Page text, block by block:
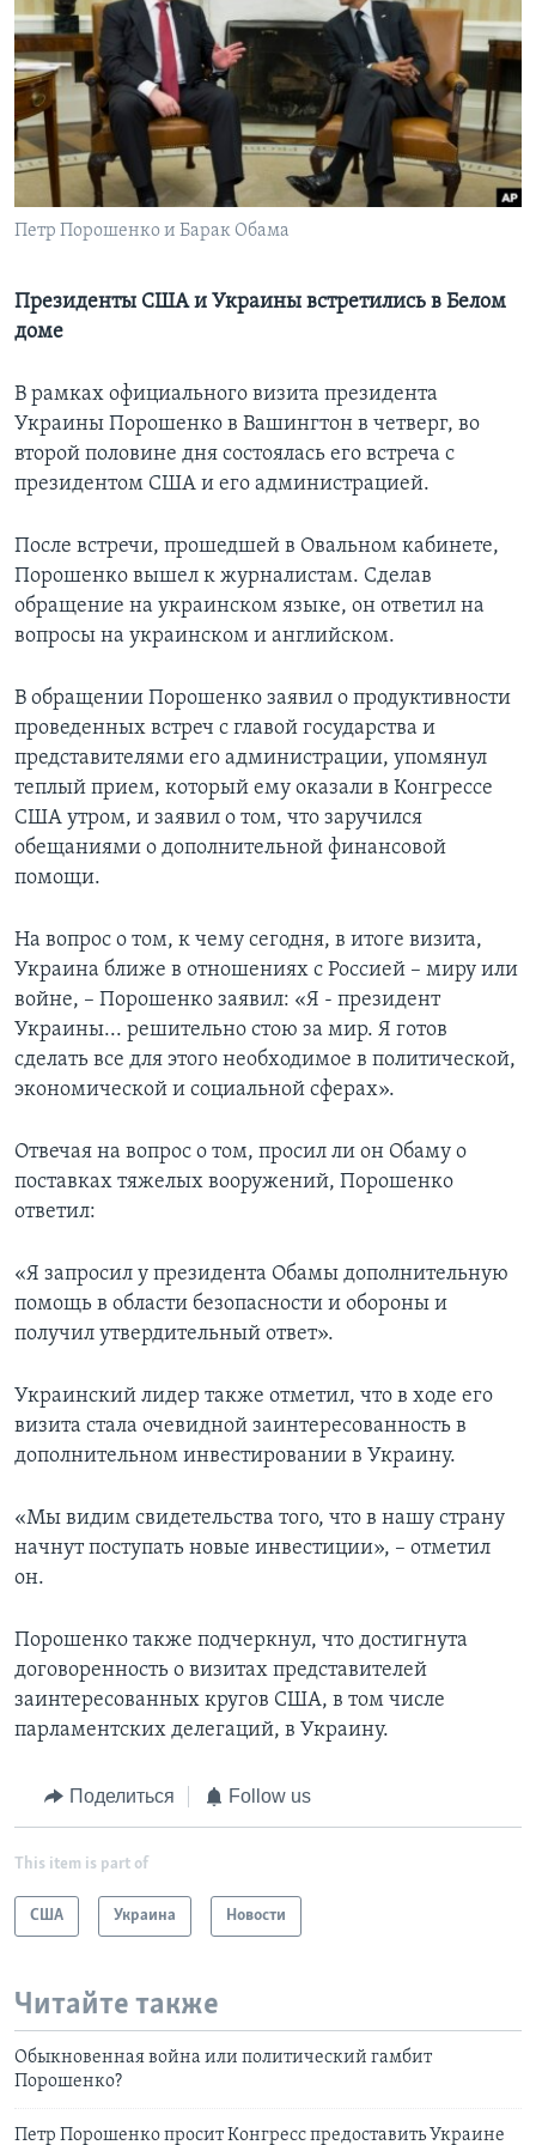
Learning English
СОЦИАЛЬНЫЕ СЕТИ
Языки
Петр Порошенко и Барак Обама
Президенты США и Украины встретились в Белом
доме
В рамках официального визита президента
Украины Порошенко в Вашингтон в четверг, во
второй половине дня состоялась его встреча с
президентом США и его администрацией.
После встречи, прошедшей в Овальном кабинете,
Порошенко вышел к журналистам. Сделав
обращение на украинском языке, он ответил на
вопросы на украинском и английском.
В обращении Порошенко заявил о продуктивности
проведенных встреч с главой государства и
представителями его администрации, упомянул
теплый прием, который ему оказали в Конгрессе
США утром, и заявил о том, что заручился
обещаниями о дополнительной финансовой
помощи.
На вопрос о том, к чему сегодня, в итоге визита,
Украина ближе в отношениях с Россией – миру или
войне, – Порошенко заявил: «Я - президент
Украины... решительно стою за мир. Я готов
сделать все для этого необходимое в политической,
экономической и социальной сферах».
Отвечая на вопрос о том, просил ли он Обаму о
поставках тяжелых вооружений, Порошенко
ответил:
«Я запросил у президента Обамы дополнительную
помощь в области безопасности и обороны и
получил утвердительный ответ».
Украинский лидер также отметил, что в ходе его
визита стала очевидной заинтересованность в
дополнительном инвестировании в Украину.
«Мы видим свидетельства того, что в нашу страну
начнут поступать новые инвестиции», – отметил
он.
Порошенко также подчеркнул, что достигнута
договоренность о визитах представителей
заинтересованных кругов США, в том числе
парламентских делегаций, в Украину.
Поделиться Follow us
This item is part of
США Украина Новости
Читайте также
Обыкновенная война или политический гамбит
Порошенко?
Петр Порошенко просит Конгресс предоставить Украине